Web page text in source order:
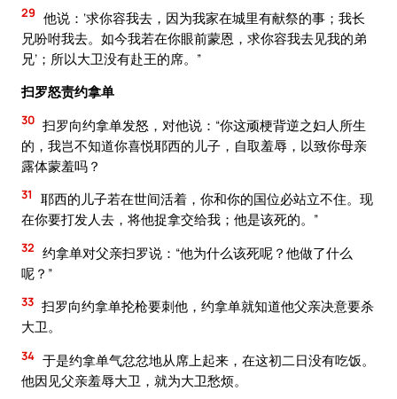
29 他说：‘求你容我去，因为我家在城里有献祭的事；我长
兄吩咐我去。如今我若在你眼前蒙恩，求你容我去见我的弟
兄’；所以大卫没有赴王的席。”
扫罗怒责约拿单
30 扫罗向约拿单发怒，对他说：“你这顽梗背逆之妇人所生
的，我岂不知道你喜悦耶西的儿子，自取羞辱，以致你母亲
露体蒙羞吗？
31
耶西的儿子若在世间活着，你和你的国位必站立不住。现
在你要打发人去，将他捉拿交给我；他是该死的。”
32 约拿单对父亲扫罗说：“他为什么该死呢？他做了什么
呢？”
33 扫罗向约拿单抡枪要刺他，约拿单就知道他父亲决意要杀
大卫。
34 于是约拿单气忿忿地从席上起来，在这初二日没有吃饭。
他因见父亲羞辱大卫，就为大卫愁烦。